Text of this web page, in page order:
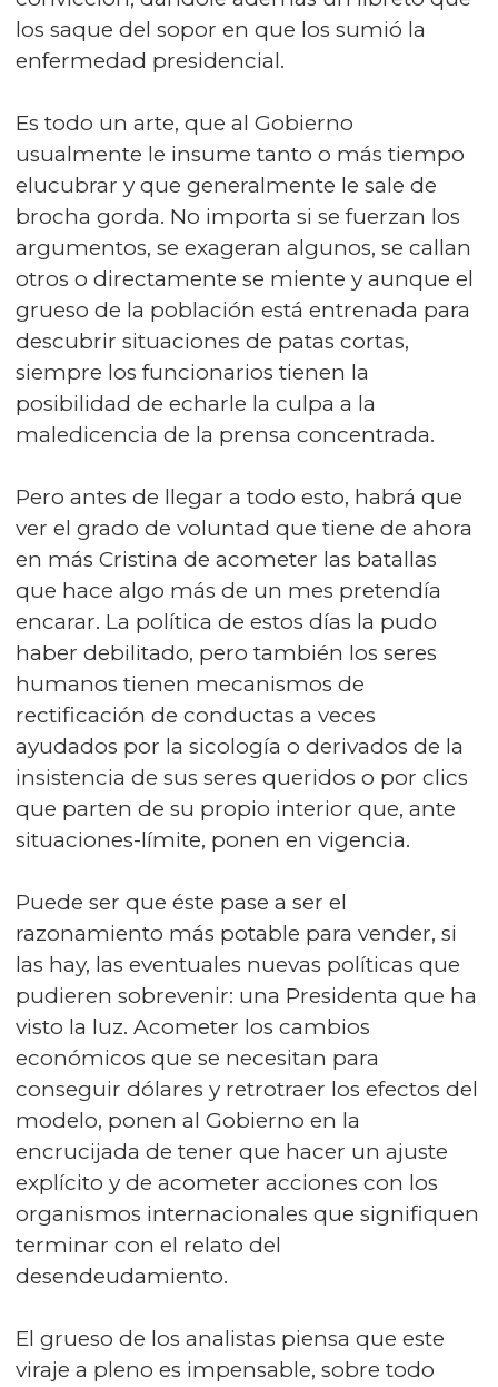
los saque del sopor en que los sumió la
enfermedad presidencial.
Es todo un arte, que al Gobierno
usualmente le insume tanto o más tiempo
elucubrar y que generalmente le sale de
brocha gorda. No importa si se fuerzan los
argumentos, se exageran algunos, se callan
otros o directamente se miente y aunque el
grueso de la población está entrenada para
descubrir situaciones de patas cortas,
siempre los funcionarios tienen la
posibilidad de echarle la culpa a la
maledicencia de la prensa concentrada.
Pero antes de llegar a todo esto, habrá que
ver el grado de voluntad que tiene de ahora
en más Cristina de acometer las batallas
que hace algo más de un mes pretendía
encarar. La política de estos días la pudo
haber debilitado, pero también los seres
humanos tienen mecanismos de
rectificación de conductas a veces
ayudados por la sicología o derivados de la
insistencia de sus seres queridos o por clics
que parten de su propio interior que, ante
situaciones-límite, ponen en vigencia.
Puede ser que éste pase a ser el
razonamiento más potable para vender, si
las hay, las eventuales nuevas políticas que
pudieren sobrevenir: una Presidenta que ha
visto la luz. Acometer los cambios
económicos que se necesitan para
conseguir dólares y retrotraer los efectos del
modelo, ponen al Gobierno en la
encrucijada de tener que hacer un ajuste
explícito y de acometer acciones con los
organismos internacionales que signifiquen
terminar con el relato del
desendeudamiento.
El grueso de los analistas piensa que este
viraje a pleno es impensable, sobre todo